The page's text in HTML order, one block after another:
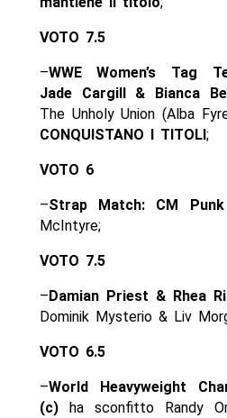
VOTO 7.5
–WWE Women’s Tag
Jade Cargill & Bianca
The Unholy Union (Alba
CONQUISTANO I TITOLI ;
VOTO 6
–Strap Match: CM Punk
McIntyre;
VOTO 7.5
– Damian Priest & Rhea
Dominik Mysterio & Liv
VOTO 6.5
–World Heavyweight
(c)ha sconfitto Randy